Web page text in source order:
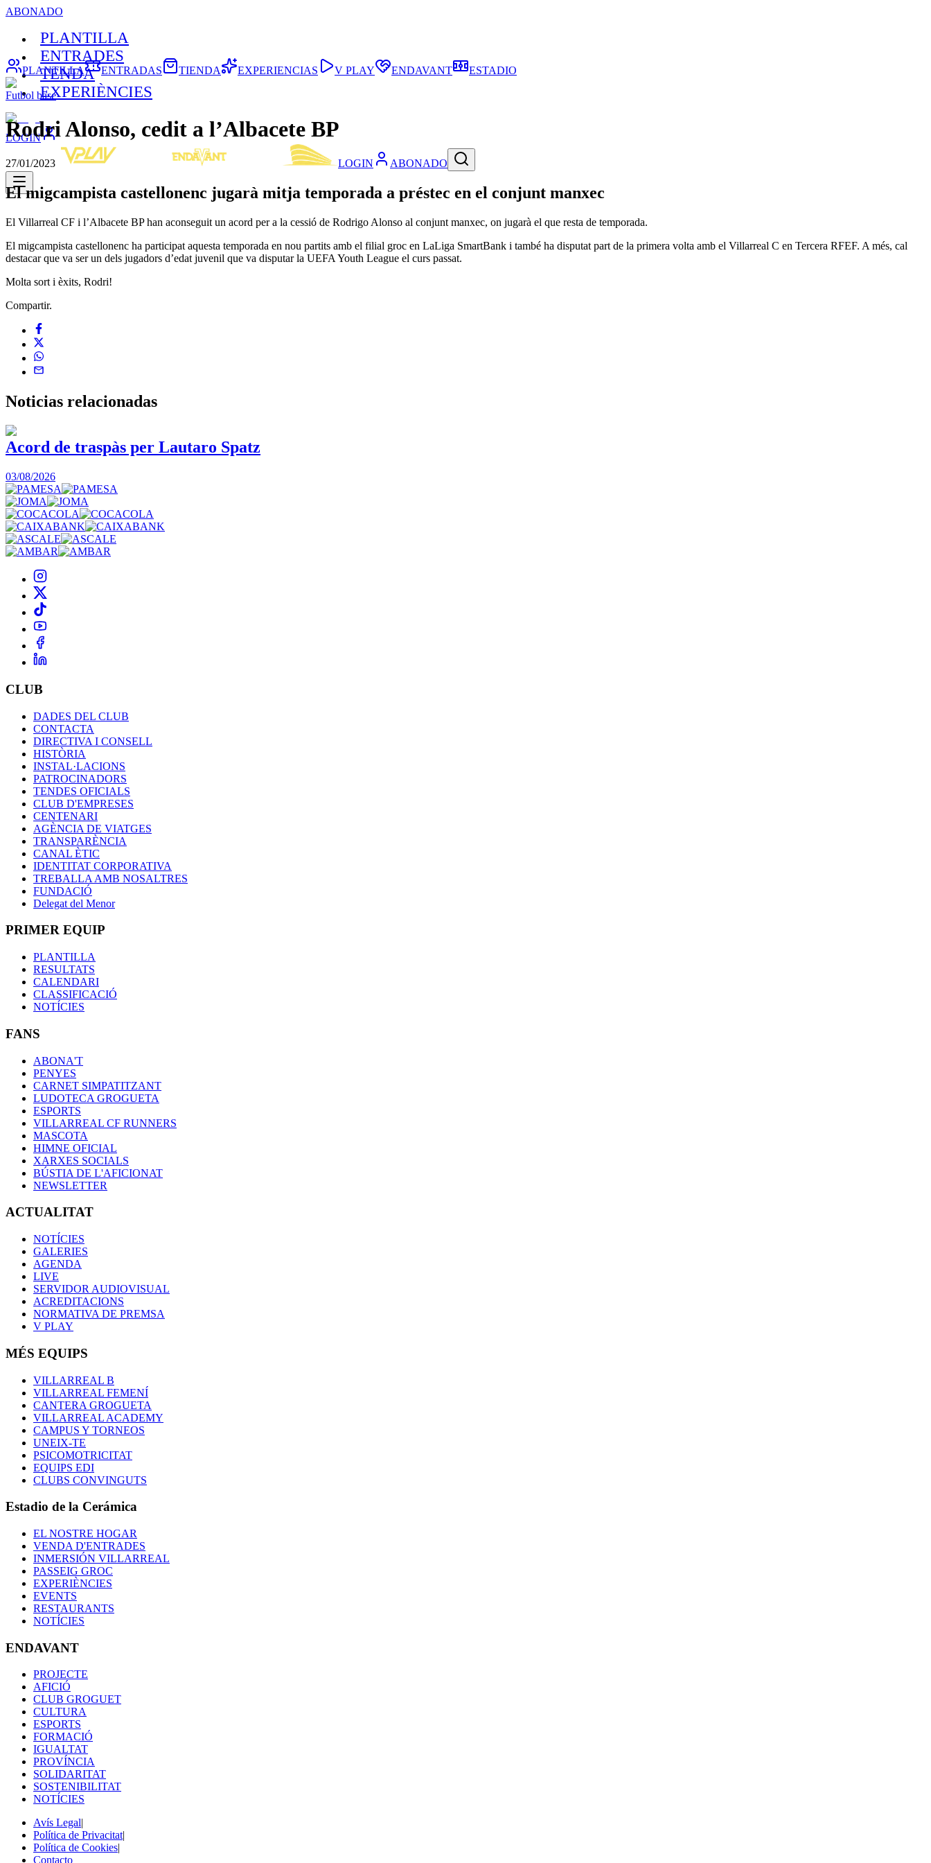
ABONADO
PLANTILLA
ENTRADES
TENDA
EXPERIÈNCIES
LOGIN
LOGIN ABONADO
PLANTILLA ENTRADAS TIENDA EXPERIENCIAS V PLAY ENDAVANT ESTADIO
Futbol base
Rodri Alonso, cedit a l’Albacete BP
27/01/2023
El migcampista castellonenc jugarà mitja temporada a préstec en el conjunt manxec
El Villarreal CF i l’Albacete BP han aconseguit un acord per a la cessió de Rodrigo Alonso al conjunt manxec, on jugarà el que resta de temporada.
El migcampista castellonenc ha participat aquesta temporada en nou partits amb el filial groc en LaLiga SmartBank i també ha disputat part de la primera volta amb el Villarreal C en Tercera RFEF. A més, cal
destacar que va ser un dels jugadors d’edat juvenil que va disputar la UEFA Youth League el curs passat.
Molta sort i èxits, Rodri!
Compartir.
Noticias relacionadas
Acord de traspàs per Lautaro Spatz
03/08/2026
CLUB
DADES DEL CLUB
CONTACTA
DIRECTIVA I CONSELL
HISTÒRIA
INSTAL·LACIONS
PATROCINADORS
TENDES OFICIALS
CLUB D'EMPRESES
CENTENARI
AGÈNCIA DE VIATGES
TRANSPARÈNCIA
CANAL ÈTIC
IDENTITAT CORPORATIVA
TREBALLA AMB NOSALTRES
FUNDACIÓ
Delegat del Menor
PRIMER EQUIP
PLANTILLA
RESULTATS
CALENDARI
CLASSIFICACIÓ
NOTÍCIES
FANS
ABONA'T
PENYES
CARNET SIMPATITZANT
LUDOTECA GROGUETA
ESPORTS
VILLARREAL CF RUNNERS
MASCOTA
HIMNE OFICIAL
XARXES SOCIALS
BÚSTIA DE L'AFICIONAT
NEWSLETTER
ACTUALITAT
NOTÍCIES
GALERIES
AGENDA
LIVE
SERVIDOR AUDIOVISUAL
ACREDITACIONS
NORMATIVA DE PREMSA
V PLAY
MÉS EQUIPS
VILLARREAL B
VILLARREAL FEMENÍ
CANTERA GROGUETA
VILLARREAL ACADEMY
CAMPUS Y TORNEOS
UNEIX-TE
PSICOMOTRICITAT
EQUIPS EDI
CLUBS CONVINGUTS
Estadio de la Cerámica
EL NOSTRE HOGAR
VENDA D'ENTRADES
INMERSIÓN VILLARREAL
PASSEIG GROC
EXPERIÈNCIES
EVENTS
RESTAURANTS
NOTÍCIES
ENDAVANT
PROJECTE
AFICIÓ
CLUB GROGUET
CULTURA
ESPORTS
FORMACIÓ
IGUALTAT
PROVÍNCIA
SOLIDARITAT
SOSTENIBILITAT
NOTÍCIES
Avís Legal|
Política de Privacitat|
Política de Cookies|
Contacto